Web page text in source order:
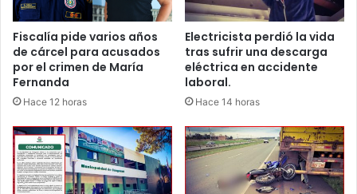
Fiscalía pide varios años
de cárcel para acusados
por el crimen de María
Fernanda
Hace 12 horas
Electricista perdió la vida
tras sufrir una descarga
eléctrica en accidente
laboral.
Hace 14 horas